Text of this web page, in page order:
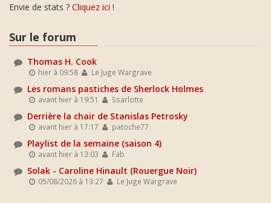
Envie de stats ? Cliquez ici !
Sur le forum
Thomas H. Cook
hier à 09:58 Le Juge Wargrave
Les romans pastiches de Sherlock Holmes
avant hier à 19:51 Ssarlotte
Derrière la chair de Stanislas Petrosky
avant hier à 17:17 patoche77
Playlist de la semaine (saison 4)
avant hier à 13:03 Fab
Solak - Caroline Hinault (Rouergue Noir)
05/08/2026 à 13:27 Le Juge Wargrave